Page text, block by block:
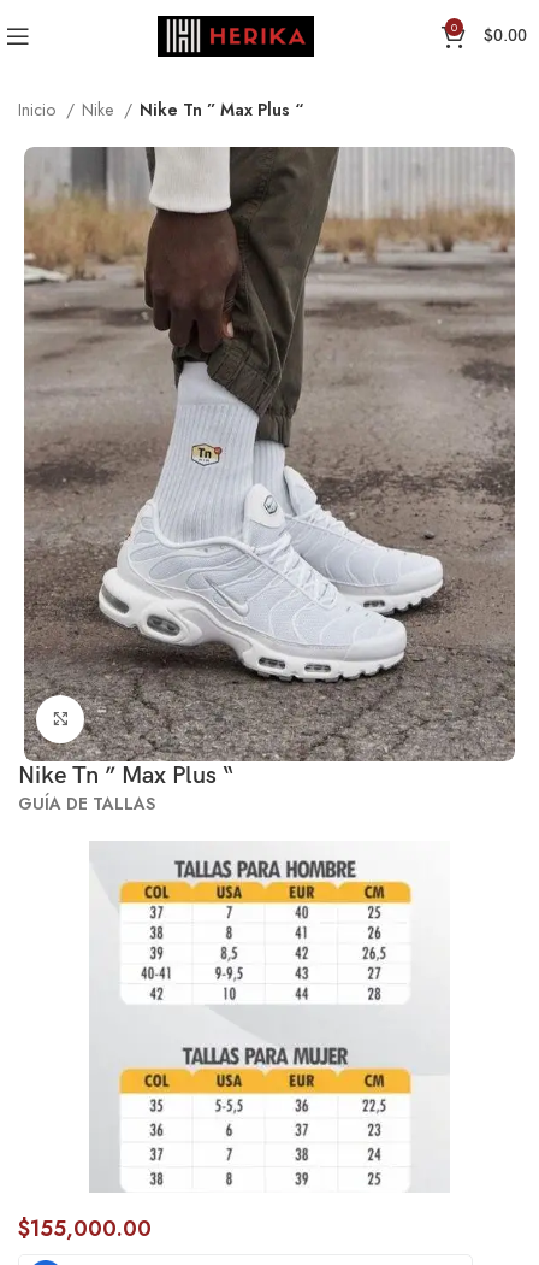
0 $0.00
Inicio Nike Nike Tn ” Max Plus “
Click to enlarge
Nike Tn ” Max Plus “
GUÍA DE TALLAS
$155,000.00